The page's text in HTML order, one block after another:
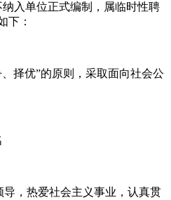
入单位正式编制，属临时性聘
下：
优”的原则，采取面向社会公
，热爱社会主义事业，认真贯